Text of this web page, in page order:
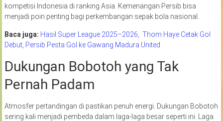
kompetisi Indonesia di ranking Asia. Kemenangan Persib bisa
menjadi poin penting bagi perkembangan sepak bola nasional.
Baca juga: Hasil Super League 2025–2026, Thom Haye Cetak Gol
Debut, Persib Pesta Gol ke Gawang Madura United
Dukungan Bobotoh yang Tak
Pernah Padam
Atmosfer pertandingan di pastikan penuh energi. Dukungan Bobotoh
sering kali menjadi pembeda dalam laga-laga besar seperti ini. Laga